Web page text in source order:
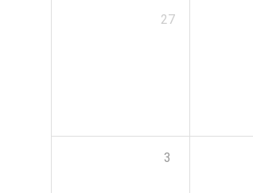
27
3